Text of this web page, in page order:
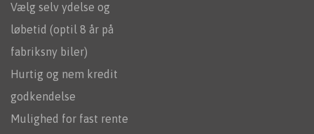
Vælg selv ydelse og
løbetid (optil 8 år på
fabriksny biler)
Hurtig og nem kredit
godkendelse
Mulighed for fast rente